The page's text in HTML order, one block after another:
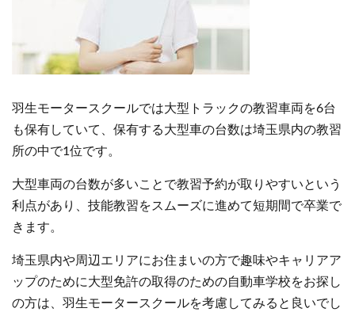
羽生モータースクールでは大型トラックの教習車両を6台
も保有していて、保有する大型車の台数は埼玉県内の教習
所の中で1位です。
大型車両の台数が多いことで教習予約が取りやすいという
利点があり、技能教習をスムーズに進めて短期間で卒業で
きます。
埼玉県内や周辺エリアにお住まいの方で趣味やキャリアア
ップのために大型免許の取得のための自動車学校をお探し
の方は、羽生モータースクールを考慮してみると良いでし